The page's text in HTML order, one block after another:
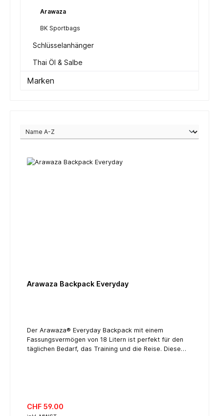
Arawaza
BK Sportbags
Schlüsselanhänger
Thai Öl & Salbe
Marken
Arawaza Backpack Everyday
Der Arawaza® Everyday Backpack mit einem
Fassungsvermögen von 18 Litern ist perfekt für den
täglichen Bedarf, das Training und die Reise. Diese
entwickelt, so dass er sowohl für die meisten
Sportarten als auch für den täglichen Gebrauch
Regulärer Preis:
CHF 59.00